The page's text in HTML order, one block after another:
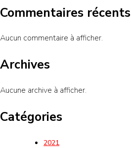
Commentaires récents
Aucun commentaire à afficher.
Archives
Aucune archive à afficher.
Catégories
2021